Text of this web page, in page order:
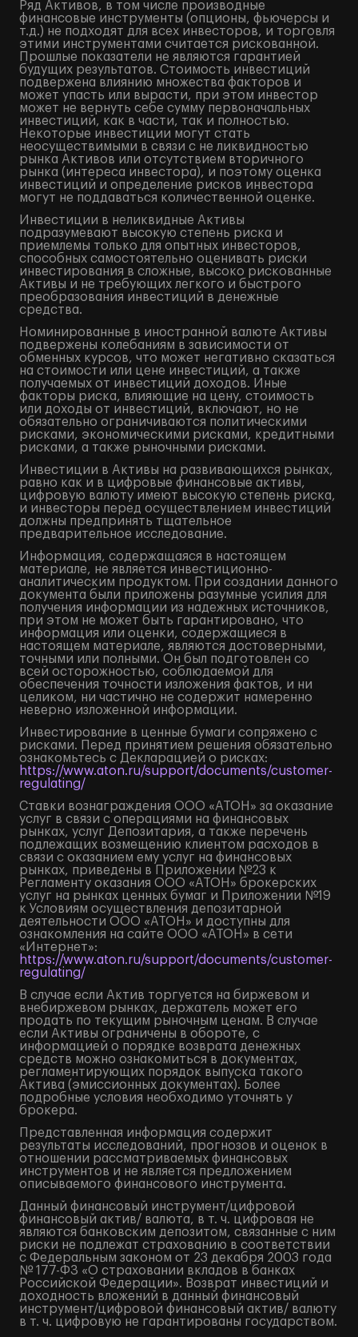
Ряд Активов, в том числе производные
финансовые инструменты (опционы, фьючерсы и
т.д.) не подходят для всех инвесторов, и торговля
этими инструментами считается рискованной.
Прошлые показатели не являются гарантией
будущих результатов. Стоимость инвестиций
подвержена влиянию множества факторов и
может упасть или вырасти, при этом инвестор
может не вернуть себе сумму первоначальных
инвестиций, как в части, так и полностью.
Некоторые инвестиции могут стать
неосуществимыми в связи с не ликвидностью
рынка Активов или отсутствием вторичного
рынка (интереса инвестора), и поэтому оценка
инвестиций и определение рисков инвестора
могут не поддаваться количественной оценке.
Инвестиции в неликвидные Активы
подразумевают высокую степень риска и
приемлемы только для опытных инвесторов,
способных самостоятельно оценивать риски
инвестирования в сложные, высоко рискованные
Активы и не требующих легкого и быстрого
преобразования инвестиций в денежные
средства.
Номинированные в иностранной валюте Активы
подвержены колебаниям в зависимости от
обменных курсов, что может негативно сказаться
на стоимости или цене инвестиций, а также
получаемых от инвестиций доходов. Иные
факторы риска, влияющие на цену, стоимость
или доходы от инвестиций, включают, но не
обязательно ограничиваются политическими
рисками, экономическими рисками, кредитными
рисками, а также рыночными рисками.
Инвестиции в Активы на развивающихся рынках,
равно как и в цифровые финансовые активы,
цифровую валюту имеют высокую степень риска,
и инвесторы перед осуществлением инвестиций
должны предпринять тщательное
предварительное исследование.
Информация, содержащаяся в настоящем
материале, не является инвестиционно-
аналитическим продуктом. При создании данного
документа были приложены разумные усилия для
получения информации из надежных источников,
при этом не может быть гарантировано, что
информация или оценки, содержащиеся в
настоящем материале, являются достоверными,
точными или полными. Он был подготовлен со
всей осторожностью, соблюдаемой для
обеспечения точности изложения фактов, и ни
целиком, ни частично не содержит намеренно
неверно изложенной информации.
Инвестирование в ценные бумаги сопряжено с
рисками. Перед принятием решения обязательно
ознакомьтесь с Декларацией о рисках:
https://www.aton.ru/support/documents/customer-
regulating/
Ставки вознаграждения ООО «АТОН» за оказание
услуг в связи с операциями на финансовых
рынках, услуг Депозитария, а также перечень
подлежащих возмещению клиентом расходов в
связи с оказанием ему услуг на финансовых
рынках, приведены в Приложении №23 к
Регламенту оказания ООО «АТОН» брокерских
услуг на рынках ценных бумаг и Приложении №19
к Условиям осуществления депозитарной
деятельности ООО «АТОН» и доступны для
ознакомления на сайте ООО «АТОН» в сети
«Интернет»:
https://www.aton.ru/support/documents/customer-
regulating/
В случае если Актив торгуется на биржевом и
внебиржевом рынках, держатель может его
продать по текущим рыночным ценам. В случае
если Активы ограничены в обороте, с
информацией о порядке возврата денежных
средств можно ознакомиться в документах,
регламентирующих порядок выпуска такого
Актива (эмиссионных документах). Более
подробные условия необходимо уточнять у
брокера.
Представленная информация содержит
результаты исследований, прогнозов и оценок в
отношении рассматриваемых финансовых
инструментов и не является предложением
описываемого финансового инструмента.
Данный финансовый инструмент/цифровой
финансовый актив/ валюта, в т. ч. цифровая не
являются банковским депозитом, связанные с ним
риски не подлежат страхованию в соответствии
с Федеральным законом от 23 декабря 2003 года
№ 177-ФЗ «О страховании вкладов в банках
Российской Федерации». Возврат инвестиций и
доходность вложений в данный финансовый
инструмент/цифровой финансовый актив/ валюту
в т. ч. цифровую не гарантированы государством.